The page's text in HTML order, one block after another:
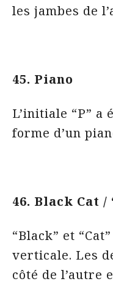
les jambes de
45. Piano
L’initiale “P” a
forme d’un
46. Black Cat /
“Black” et
verticale. Les
côté de l’autre